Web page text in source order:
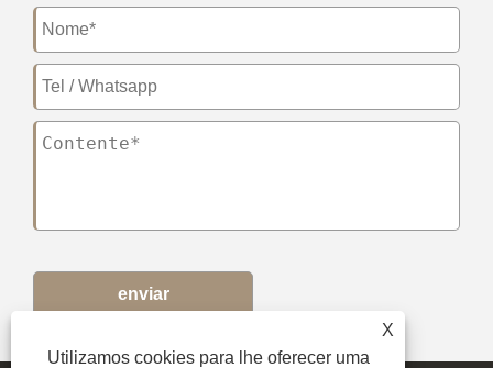
enviar
X
Utilizamos cookies para lhe oferecer uma